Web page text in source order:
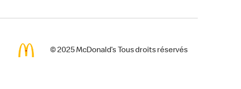
© 2025 McDonald’s Tous droits réservés